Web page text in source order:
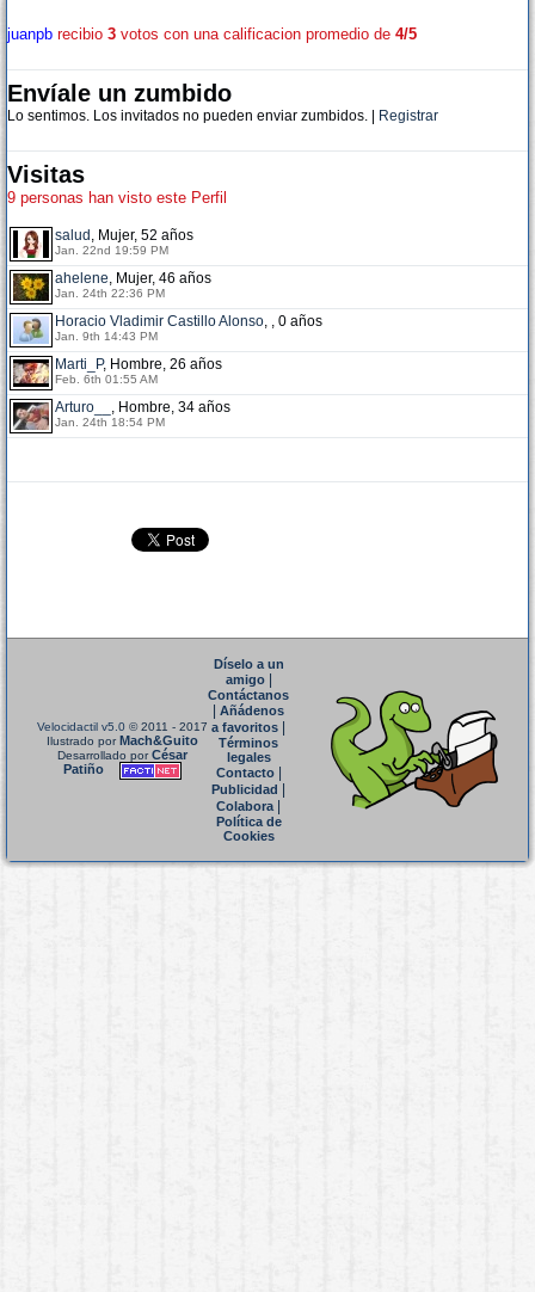
juanpb recibio 3 votos con una calificacion promedio de 4/5
Envíale un zumbido
Lo sentimos. Los invitados no pueden enviar zumbidos. | Registrar
Visitas
9 personas han visto este Perfil
salud , Mujer, 52 años
Jan. 22nd 19:59 PM
ahelene, Mujer, 46 años
Jan. 24th 22:36 PM
Horacio Vladimir Castillo Alonso, , 0 años
Jan. 9th 14:43 PM
Marti_P, Hombre, 26 años
Feb. 6th 01:55 AM
Arturo__ , Hombre, 34 años
Jan. 24th 18:54 PM
Velocidactil v5.0 © 2011 - 2017
Ilustrado porMach&Guito
Desarrollado porCésar
Patiño
Díselo a un
amigo|
Contáctanos
Añádenos
a favoritos
Términos
legales
Contacto|
Publicidad
Colabora|
Política de
Cookies